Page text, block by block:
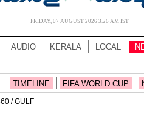
FRIDAY, 07 AUGUST 2026 3.26 AM IST
AUDIO KERALA LOCAL
TIMELINE FIFA WORLD CUP
/GULF